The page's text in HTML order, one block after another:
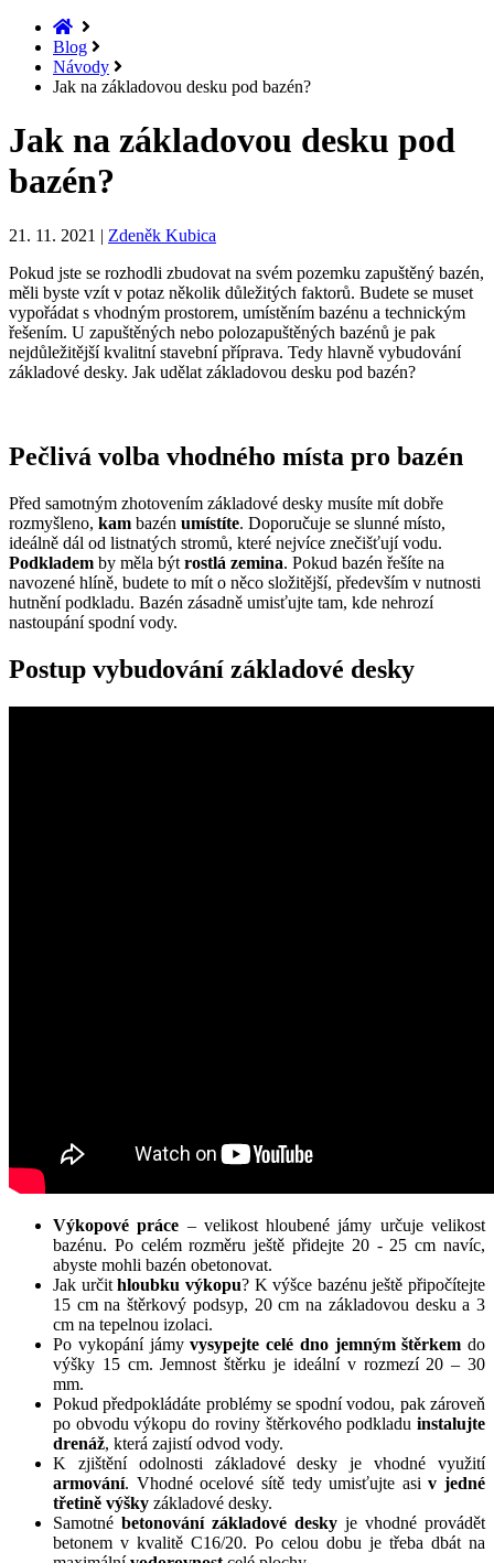
Blog
Návody
Jak na základovou desku pod bazén?
Jak na základovou desku pod
bazén?
21. 11. 2021 | Zdeněk Kubica
Pokud jste se rozhodli zbudovat na svém pozemku zapuštěný bazén,
měli byste vzít v potaz několik důležitých faktorů. Budete se muset
vypořádat s vhodným prostorem, umístěním bazénu a technickým
řešením. U zapuštěných nebo polozapuštěných bazénů je pak
nejdůležitější kvalitní stavební příprava. Tedy hlavně vybudování
základové desky. Jak udělat základovou desku pod bazén?
Pečlivá volba vhodného místa pro bazén
Před samotným zhotovením základové desky musíte mít dobře
rozmyšleno, kam bazén umístíte. Doporučuje se slunné místo,
ideálně dál od listnatých stromů, které nejvíce znečišťují vodu.
Podkladem by měla být rostlá zemina. Pokud bazén řešíte na
navozené hlíně, budete to mít o něco složitější, především v nutnosti
hutnění podkladu. Bazén zásadně umisťujte tam, kde nehrozí
nastoupání spodní vody.
Postup vybudování základové desky
Výkopové práce – velikost hloubené jámy určuje velikost
bazénu. Po celém rozměru ještě přidejte 20 - 25 cm navíc,
abyste mohli bazén obetonovat.
Jak určithloubku výkopu? K výšce bazénu ještě připočítejte
15 cm na štěrkový podsyp, 20 cm na základovou desku a 3
cm na tepelnou izolaci.
Po vykopání jámyvysypejte celé dno jemným štěrkem do
výšky 15 cm. Jemnost štěrku je ideální v rozmezí 20 – 30
mm.
Pokud předpokládáte problémy se spodní vodou, pak zároveň
po obvodu výkopu do roviny štěrkového podkladu instalujte
drenáž, která zajistí odvod vody.
K zjištění odolnosti základové desky je vhodné využití
armování. Vhodné ocelové sítě tedy umisťujte asiv jedné
třetině výšky základové desky.
Samotné betonování základové desky je vhodné provádět
betonem v kvalitě C16/20. Po celou dobu je třeba dbát na